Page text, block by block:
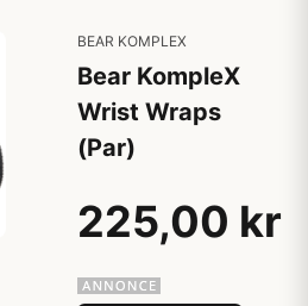
BEAR KOMPLEX
Bear KompleX
Wrist Wraps
(Par)
225,00 kr